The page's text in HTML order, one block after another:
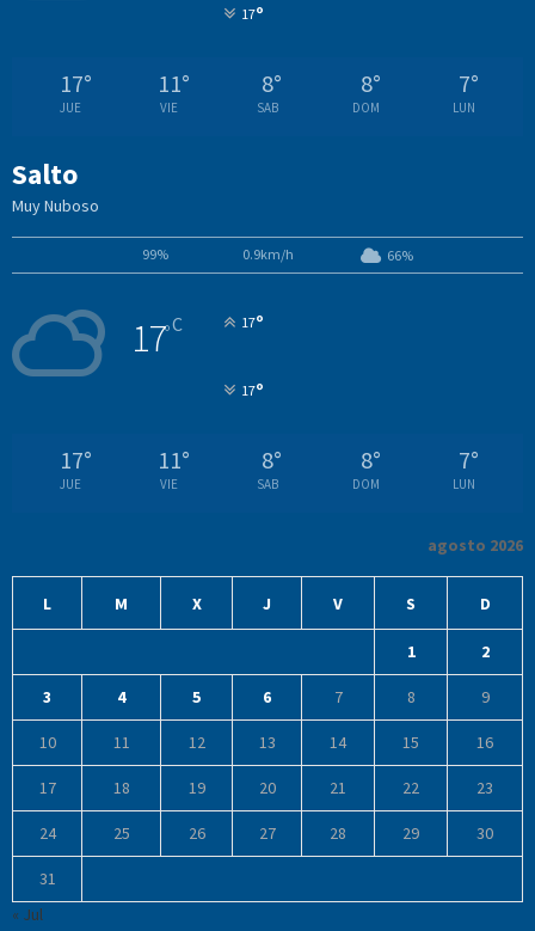
17°
17°
JUE
11°
VIE
8°
SAB
8°
DOM
7°
LUN
Salto
Muy Nuboso
99% 0.9km/h 66%
17°C 17°
17°
17°
JUE
11°
VIE
8°
SAB
8°
DOM
7°
LUN
agosto 2026
L M X J V S D
1 2
3 4 5 6 7 8 9
10 11 12 13 14 15 16
17 18 19 20 21 22 23
24 25 26 27 28 29 30
31
« Jul